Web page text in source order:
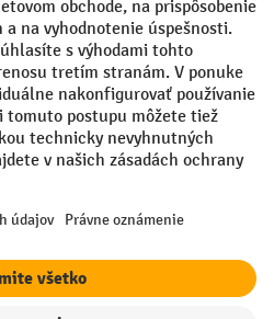
údajov
costsand possible delivery charges,